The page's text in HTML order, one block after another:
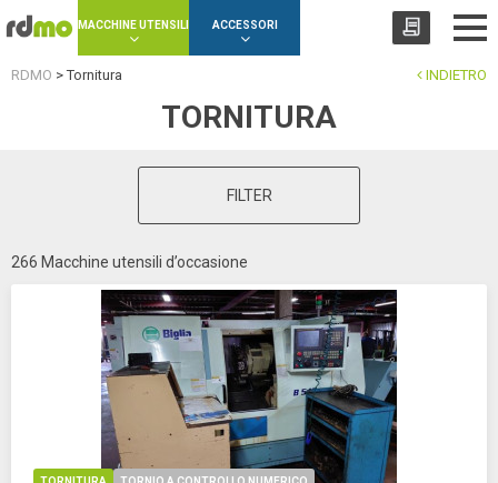
MACCHINE UTENSILI ACCESSORI
INDIETRO
RDMO >Tornitura
TORNITURA
FILTER
266 Macchine utensili d’occasione